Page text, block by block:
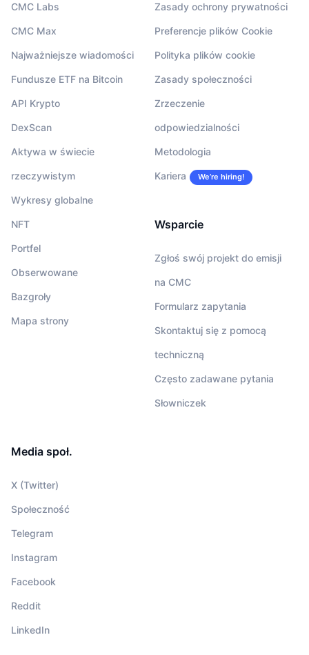
CMC Labs
CMC Max
Najważniejsze wiadomości
Fundusze ETF na Bitcoin
API Krypto
DexScan
Aktywa w świecie
rzeczywistym
Wykresy globalne
NFT
Portfel
Obserwowane
Bazgroły
Mapa strony
Zasady ochrony prywatności
Preferencje plików Cookie
Polityka plików cookie
Zasady społeczności
Zrzeczenie
odpowiedzialności
Metodologia
Kariera We’re hiring!
Wsparcie
Zgłoś swój projekt do emisji
na CMC
Formularz zapytania
Skontaktuj się z pomocą
techniczną
Często zadawane pytania
Słowniczek
Media społ.
X (Twitter)
Społeczność
Telegram
Instagram
Facebook
Reddit
LinkedIn